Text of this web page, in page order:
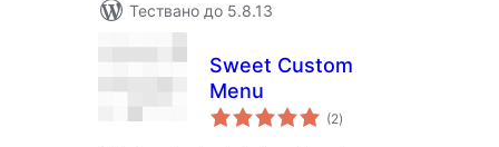
Тествано до 5.8.13
Sweet Custom
Menu
(2общо
оценки
)